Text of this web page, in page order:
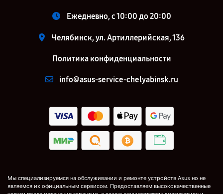
Ежедневно, с 10:00 до 20:00
Челябинск, ул. Артиллерийская, 136
Политика конфиденциальности
info@asus-service-chelyabinsk.ru
Мы специализируемся на обслуживании и ремонте устройств Asus но не
являемся их официальным сервисом. Предоставляем высококачественные